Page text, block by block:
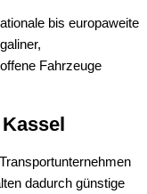
bis europaweite
Fahrzeuge
dadurch günstige